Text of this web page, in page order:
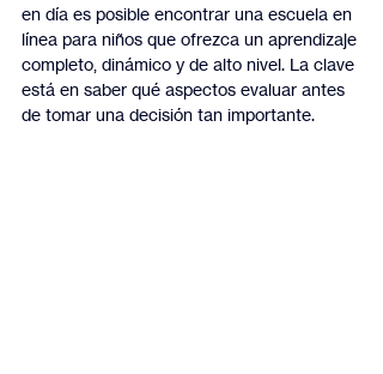
en día es posible encontrar una escuela en
línea para niños que ofrezca un aprendizaje
completo, dinámico y de alto nivel. La clave
está en saber qué aspectos evaluar antes
de tomar una decisión tan importante.